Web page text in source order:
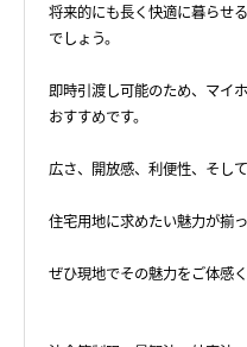
将来的にも長く快適に暮らせ
でしょう。
即時引渡し可能のため、マイ
おすすめです。
広さ、開放感、利便性、そし
住宅用地に求めたい魅力が揃っ
ぜひ現地でその魅力をご体感く